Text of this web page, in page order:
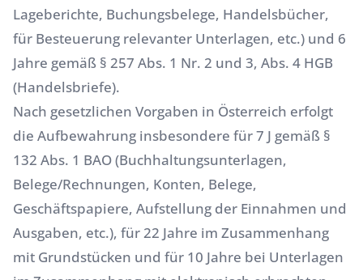
Lageberichte, Buchungsbelege, Handelsbücher,
für Besteuerung relevanter Unterlagen, etc.) und 6
Jahre gemäß § 257 Abs. 1 Nr. 2 und 3, Abs. 4 HGB
(Handelsbriefe).
Nach gesetzlichen Vorgaben in Österreich erfolgt
die Aufbewahrung insbesondere für 7 J gemäß §
132 Abs. 1 BAO (Buchhaltungsunterlagen,
Belege/Rechnungen, Konten, Belege,
Geschäftspapiere, Aufstellung der Einnahmen und
Ausgaben, etc.), für 22 Jahre im Zusammenhang
mit Grundstücken und für 10 Jahre bei Unterlagen